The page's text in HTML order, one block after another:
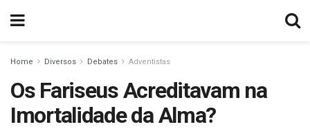
Home Diversos Debates Adventistas
Os Fariseus Acreditavam na
Imortalidade da Alma?